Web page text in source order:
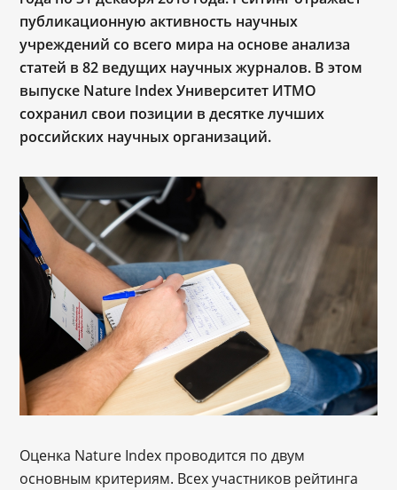
публикационную активность научных
учреждений со всего мира на основе анализа
статей в 82 ведущих научных журналов. В этом
выпуске Nature IndexУниверситет ИТМО
сохранил свои позиции в десятке лучших
российских научных организаций.
Оценка Nature Index проводится по двум
основным критериям. Всех участников рейтинга